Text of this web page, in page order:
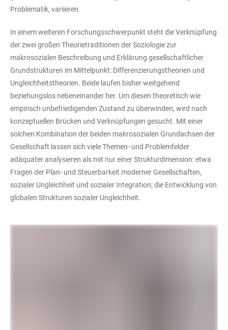
Problematik, variieren.
In einem weiteren Forschungsschwerpunkt steht die Verknüpfung
der zwei großen Theorietraditionen der Soziologie zur
makrosozialen Beschreibung und Erklärung gesellschaftlicher
Grundstrukturen im Mittelpunkt: Differenzierungstheorien und
Ungleichheitstheorien. Beide laufen bisher weitgehend
beziehungslos nebeneinander her. Um diesen theoretisch wie
empirisch unbefriedigenden Zustand zu überwinden, wird nach
konzeptuellen Brücken und Verknüpfungen gesucht. Mit einer
solchen Kombination der beiden makrosozialen Grundachsen der
Gesellschaft lassen sich viele Themen- und Problemfelder
adäquater analysieren als mit nur einer Strukturdimension: etwa
Fragen der Plan- und Steuerbarkeit moderner Gesellschaften,
sozialer Ungleichheit und sozialer Integration; die Entwicklung von
globalen Strukturen sozialer Ungleichheit.